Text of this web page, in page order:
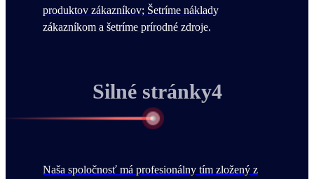
produktov zákazníkov; Šetríme náklady
zákazníkom a šetríme prírodné zdroje.
Silné stránky4
Naša spoločnosť má profesionálny tím zložený z